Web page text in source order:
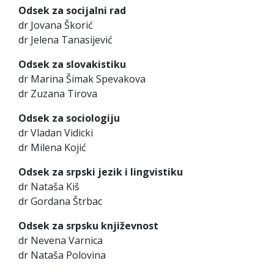
Odsek za socijalni rad
dr Jovana Škorić
dr Jelena Tanasijević
Odsek za slovakistiku
dr Marina Šimak Spevakova
dr Zuzana Tirova
Odsek za sociologiju
dr Vladan Vidicki
dr Milena Kojić
Odsek za srpski jezik i lingvistiku
dr Nataša Kiš
dr Gordana Štrbac
Odsek za srpsku književnost
dr Nevena Varnica
dr Nataša Polovina